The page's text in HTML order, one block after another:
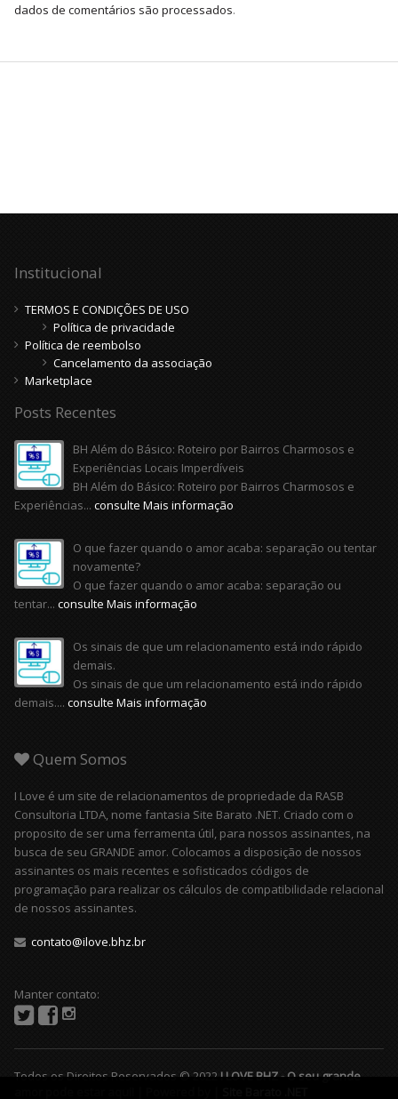
dados de comentários são processados.
Institucional
TERMOS E CONDIÇÕES DE USO
Política de privacidade
Política de reembolso
Cancelamento da associação
Marketplace
Posts Recentes
BH Além do Básico: Roteiro por Bairros Charmosos e
Experiências Locais Imperdíveis
BH Além do Básico: Roteiro por Bairros Charmosos e
Experiências... consulte Mais informação
O que fazer quando o amor acaba: separação ou tentar
novamente?
O que fazer quando o amor acaba: separação ou
tentar... consulte Mais informação
Os sinais de que um relacionamento está indo rápido
demais.
Os sinais de que um relacionamento está indo rápido
demais.... consulte Mais informação
Quem Somos
I Love é um site de relacionamentos de propriedade da RASB
Consultoria LTDA, nome fantasia Site Barato .NET. Criado com o
proposito de ser uma ferramenta útil, para nossos assinantes, na
busca de seu GRANDE amor. Colocamos a disposição de nossos
assinantes os mais recentes e sofisticados códigos de
programação para realizar os cálculos de compatibilidade relacional
de nossos assinantes.
contato@ilove.bhz.br
Manter contato:
Todos os Direitos Reservados © 2022 I LOVE BHZ - O seu grande